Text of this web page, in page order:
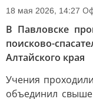
18 мая 2026, 14:27
В Павловске
поисково-
Алтайского края
Учения
объединил